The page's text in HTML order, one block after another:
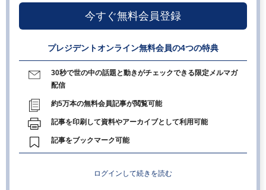
今すぐ無料会員登録
プレジデントオンライン無料会員の4つの特典
30秒で世の中の話題と動きがチェックできる限定メルマガ
配信
約5万本の無料会員記事が閲覧可能
記事を印刷して資料やアーカイブとして利用可能
記事をブックマーク可能
ログインして続きを読む